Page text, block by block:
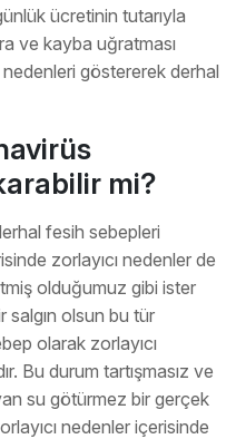
ücretinin tutarıyla
ve kayba uğratması
nedenleri göstererek derhal
mi?
fesih sebepleri
zorlayıcı nedenler de
olduğumuz gibi ister
olsun bu tür
olarak zorlayıcı
Bu durum tartışmasız ve
su götürmez bir gerçek
nedenler içerisinde